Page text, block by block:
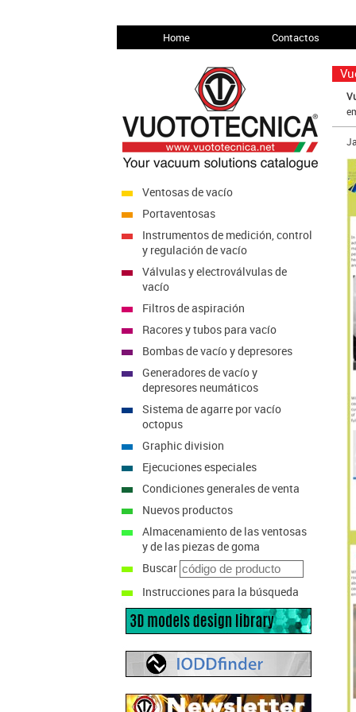
Home Contactos
Ventosas de vacío
Portaventosas
Instrumentos de medición, control
y regulación de vacío
Válvulas y electroválvulas de
vacío
Filtros de aspiración
Racores y tubos para vacío
Bombas de vacío y depresores
Generadores de vacío y
depresores neumáticos
Sistema de agarre por vacío
octopus
Graphic division
Ejecuciones especiales
Condiciones generales de venta
Nuevos productos
Almacenamiento de las ventosas
y de las piezas de goma
Buscar
Instrucciones para la búsqueda